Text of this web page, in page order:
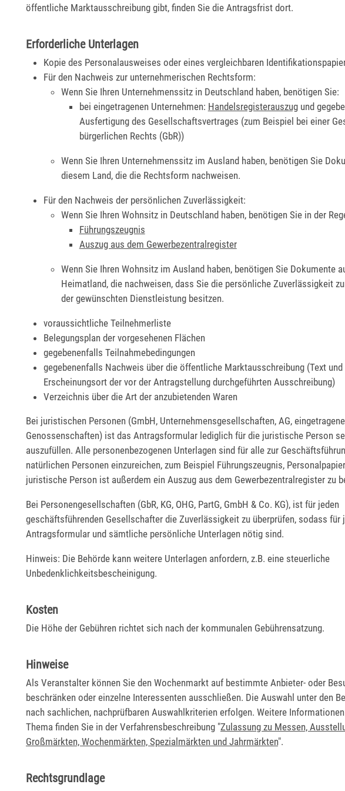
öffentliche Marktausschreibung gibt, finden Sie die Antragsfrist dort.
Erforderliche Unterlagen
Kopie des Personalausweises oder eines vergleichbaren
Für den Nachweis zur unternehmerischen Rechtsform:
Wenn Sie Ihren Unternehmenssitz in Deutschland haben, benötigen Sie:
bei eingetragenen Unternehmen: Handelsregisterauszugund
Ausfertigung des Gesellschaftsvertrages (zum Beispiel bei einer
bürgerlichen Rechts (GbR))
Wenn Sie Ihren Unternehmenssitz im Ausland haben, benötigen Sie
diesem Land, die die Rechtsform nachweisen.
Für den Nachweis der persönlichen Zuverlässigkeit:
Wenn Sie Ihren Wohnsitz in Deutschland haben, benötigen Sie in der
Führungszeugnis
Auszug aus dem Gewerbezentralregister
Wenn Sie Ihren Wohnsitz im Ausland haben, benötigen Sie Dokumente
Heimatland, die nachweisen, dass Sie die persönliche Zuverlässigkeit
der gewünschten Dienstleistung besitzen.
voraussichtliche Teilnehmerliste
Belegungsplan der vorgesehenen Flächen
gegebenenfalls Teilnahmebedingungen
gegebenenfalls Nachweis über die öffentliche Marktausschreibung (Text und
Erscheinungsort der vor der Antragstellung durchgeführten Ausschreibung)
Verzeichnis über die Art der anzubietenden Waren
Bei juristischen Personen (GmbH, Unternehmensgesellschaften, AG, eingetragene
Genossenschaften) ist das Antragsformular lediglich für die juristische Person
auszufüllen. Alle personenbezogenen Unterlagen sind für alle zur
natürlichen Personen einzureichen, zum Beispiel Führungszeugnis,
juristische Person ist außerdem ein Auszug aus dem Gewerbezentralregister zu
Bei Personengesellschaften (GbR, KG, OHG, PartG, GmbH & Co. KG), ist für jeden
geschäftsführenden Gesellschafter die Zuverlässigkeit zu überprüfen, sodass für
Antragsformular und sämtliche persönliche Unterlagen nötig sind.
Hinweis: Die Behörde kann weitere Unterlagen anfordern, z.B. eine steuerliche
Unbedenklichkeitsbescheinigung.
Kosten
Die Höhe der Gebühren richtet sich nach der kommunalen Gebührensatzung.
Hinweise
Als Veranstalter können Sie den Wochenmarkt auf bestimmte Anbieter- oder
beschränken oder einzelne Interessenten ausschließen. Die Auswahl unter den
nach sachlichen, nachprüfbaren Auswahlkriterien erfolgen. Weitere
Thema finden Sie in der Verfahrensbeschreibung "Zulassung zu Messen,
Großmärkten, Wochenmärkten, Spezialmärkten und Jahrmärkten".
Rechtsgrundlage